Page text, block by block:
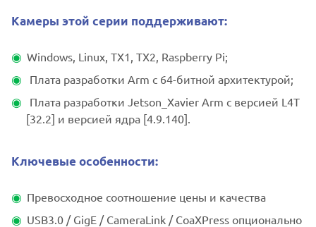
Камеры этой серии поддерживают:
Windows, Linux, TX1, TX2, Raspberry Pi;
Плата разработки Arm с 64-битной архитектурой;
Плата разработки Jetson_Xavier Arm с версией L4T
[32.2] и версией ядра [4.9.140].
Ключевые особенности:
Превосходное соотношение цены и качества
USB3.0 / GigE / CameraLink / CoaXPress опционально